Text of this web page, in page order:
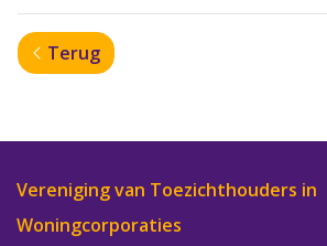
Terug
Vereniging van Toezichthouders in
Woningcorporaties